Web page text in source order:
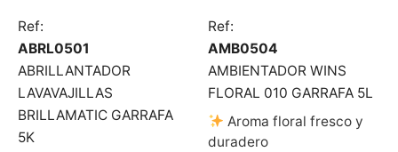
Ref:
ABRL0501
ABRILLANTADOR
LAVAVAJILLAS
BRILLAMATIC GARRAFA
5K
Ref:
AMB0504
AMBIENTADOR WINS
FLORAL 010 GARRAFA 5L
Aroma floral fresco y
duradero